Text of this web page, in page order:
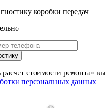
коробки передач
стоимости ремонта» вы
персональных данных